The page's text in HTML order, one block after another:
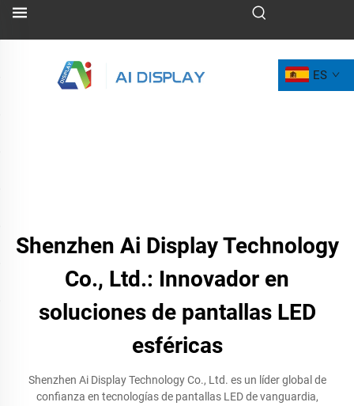
ES
Shenzhen Ai Display Technology
Co., Ltd.: Innovador en
soluciones de pantallas LED
esféricas
Shenzhen Ai Display Technology Co., Ltd. es un líder global de
confianza en tecnologías de pantallas LED de vanguardia,